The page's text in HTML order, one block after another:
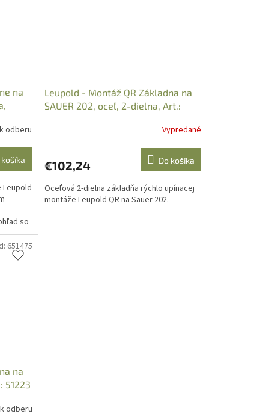
na
odberu
košíka
Leupold
so
Leupold - Montáž QR Základna na
SAUER 202, oceľ, 2-dielna, Art.:
Vypredané
€102,24 Do košíka
Oceľová 2-dielna základňa rýchlo upínacej
montáže Leupold QR na Sauer 202.
na
51223
odberu
651475